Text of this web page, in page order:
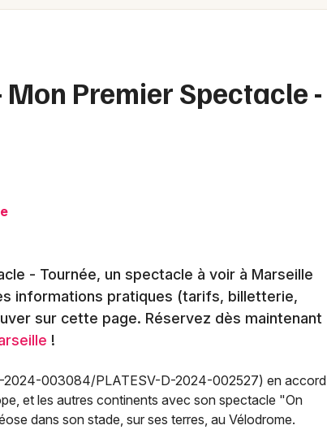
Humour dans les Bouches du Rhône
Humour en Provence-Alpes-Côte-d'Azur
Newsletter des sorties
Mulhouse
Nice Premier Spectacle -
- Tournée, un spectacle à voir à Marseille
informations pratiques (tarifs, billetterie,
sur cette page. Réservez dès maintenant
!
2024-003084/PLATESV-D-2024-002527) en accord
et les autres continents avec son spectacle "On
dans son stade, sur ses terres, au Vélodrome.